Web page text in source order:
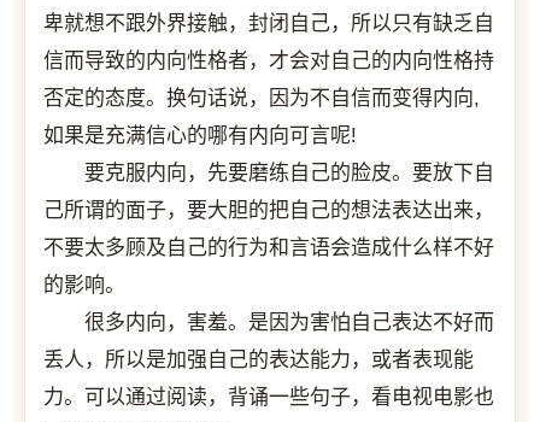
卑就想不跟外界接触，封闭自己，所以只有缺乏自
信而导致的内向性格者，才会对自己的内向性格持
否定的态度。换句话说，因为不自信而变得内向,
如果是充满信心的哪有内向可言呢!
要克服内向，先要磨练自己的脸皮。要放下自
己所谓的面子，要大胆的把自己的想法表达出来，
不要太多顾及自己的行为和言语会造成什么样不好
的影响。
很多内向，害羞。是因为害怕自己表达不好而
丢人，所以是加强自己的表达能力，或者表现能
力。可以通过阅读，背诵一些句子，看电视电影也